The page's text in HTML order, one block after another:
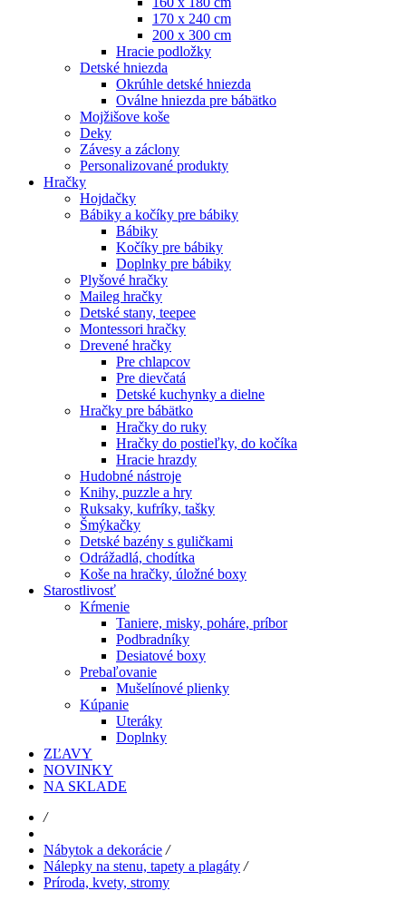
170 x 240 cm
200 x 300 cm
Hracie podložky
Detské hniezda
Okrúhle detské hniezda
Oválne hniezda pre bábätko
Mojžišove koše
Deky
Závesy a záclony
Personalizované produkty
Hračky
Hojdačky
Bábiky a kočíky pre bábiky
Bábiky
Kočíky pre bábiky
Doplnky pre bábiky
Plyšové hračky
Maileg hračky
Detské stany, teepee
Montessori hračky
Drevené hračky
Pre chlapcov
Pre dievčatá
Detské kuchynky a dielne
Hračky pre bábätko
Hračky do ruky
Hračky do postieľky, do kočíka
Hracie hrazdy
Hudobné nástroje
Knihy, puzzle a hry
Ruksaky, kufríky, tašky
Šmýkačky
Detské bazény s guličkami
Odrážadlá, chodítka
Koše na hračky, úložné boxy
Starostlivosť
Kŕmenie
Taniere, misky, poháre, príbor
Podbradníky
Desiatové boxy
Prebaľovanie
Mušelínové plienky
Kúpanie
Uteráky
Doplnky
ZĽAVY
NOVINKY
NA SKLADE
/
Nábytok a dekorácie /
Nálepky na stenu, tapety a plagáty /
Príroda, kvety, stromy